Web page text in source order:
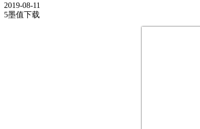
2019-08-11
5墨值下载